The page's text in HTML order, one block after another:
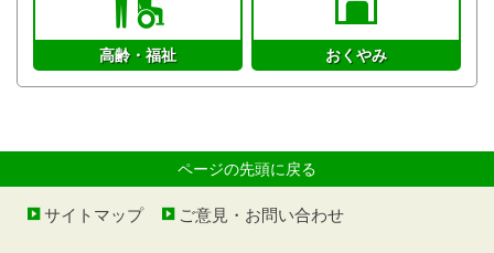
高齢・福祉 おくやみ
ページの先頭に戻る
サイトマップ ご意見・お問い合わせ